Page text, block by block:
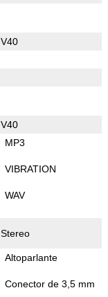
V40
V40
MP3
VIBRATION
WAV
Stereo
Altoparlante
Conector de 3,5 mm